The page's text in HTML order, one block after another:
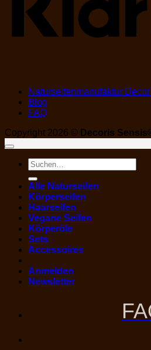
Naturseifenmanufaktur
Blog
FAQ
Copyright 2026 © Decoris
Suchen
nach:
Alle Naturseifen
Körperseifen
Haarseifen
Vegane Seifen
Körperöle
Sets
Accessoires
Anmelden
Newsletter